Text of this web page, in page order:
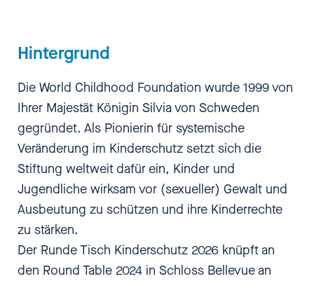
Hintergrund
Die World Childhood Foundation wurde 1999 von
Ihrer Majestät Königin Silvia von Schweden
gegründet. Als Pionierin für systemische
Veränderung im Kinderschutz setzt sich die
Stiftung weltweit dafür ein, Kinder und
Jugendliche wirksam vor (sexueller) Gewalt und
Ausbeutung zu schützen und ihre Kinderrechte
zu stärken.
Der Runde Tisch Kinderschutz 2026 knüpft an
den Round Table 2024 in Schloss Bellevue an